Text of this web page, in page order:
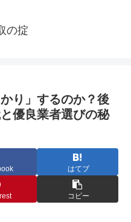
の掟
り」するのか？後
優良業者選びの秘
はてブ
コピー